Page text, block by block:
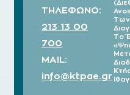
ΤΗΛΕΦΩΝΟ:
213 13 00
700
MAIL:
info@ktpae.gr
Το